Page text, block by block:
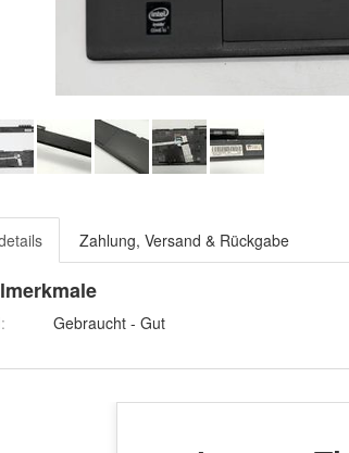
Zahlung, Versand & Rückgabe
Gebraucht - Gut